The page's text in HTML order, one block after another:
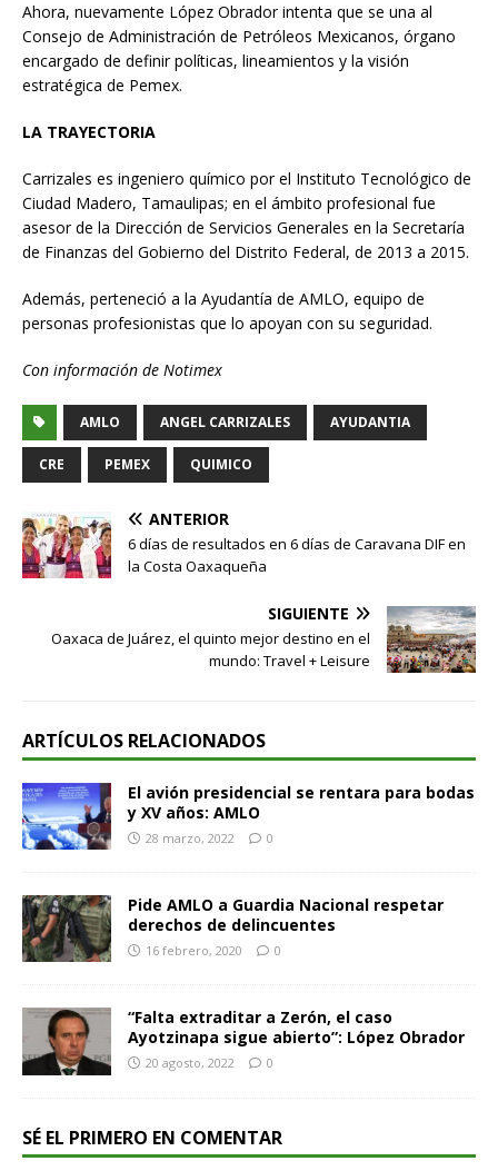
Ahora, nuevamente López Obrador intenta que se una al
Consejo de Administración de Petróleos Mexicanos, órgano
encargado de definir políticas, lineamientos y la visión
estratégica de Pemex.
LA TRAYECTORIA
Carrizales es ingeniero químico por el Instituto Tecnológico de
Ciudad Madero, Tamaulipas; en el ámbito profesional fue
asesor de la Dirección de Servicios Generales en la Secretaría
de Finanzas del Gobierno del Distrito Federal, de 2013 a 2015.
Además, perteneció a la Ayudantía de AMLO, equipo de
personas profesionistas que lo apoyan con su seguridad.
Con información de Notimex
AMLO ANGEL CARRIZALES AYUDANTIA
CRE PEMEX QUIMICO
ANTERIOR
6 días de resultados en 6 días de Caravana DIF en
la Costa Oaxaqueña
SIGUIENTE
Oaxaca de Juárez, el quinto mejor destino en el
mundo: Travel + Leisure
ARTÍCULOS RELACIONADOS
El avión presidencial se rentara para bodas
y XV años: AMLO
28 marzo, 2022 0
Pide AMLO a Guardia Nacional respetar
derechos de delincuentes
16 febrero, 2020 0
“Falta extraditar a Zerón, el caso
Ayotzinapa sigue abierto”: López Obrador
20 agosto, 2022 0
SÉ EL PRIMERO EN COMENTAR